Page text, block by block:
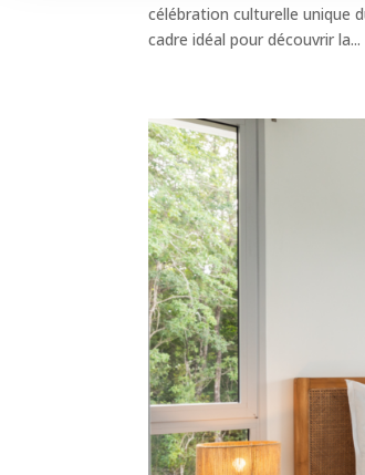
célébration culturelle unique
cadre idéal pour découvrir la...